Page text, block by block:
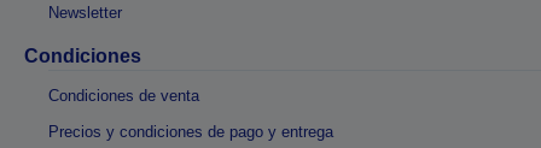
Newsletter
Condiciones
Condiciones de venta
Precios y condiciones de pago y entrega